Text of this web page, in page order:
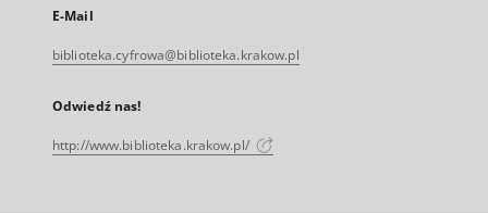
E-Mail
biblioteka.cyfrowa@biblioteka.krakow.pl
Odwiedź nas!
http://www.biblioteka.krakow.pl/